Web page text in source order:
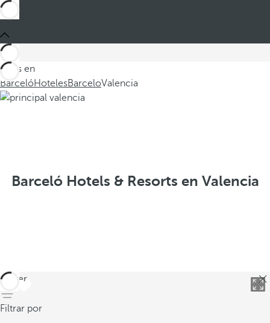
Estás en
BarcelóHotelesBarceloValencia
Barceló Hotels & Resorts en Valencia
volver
Filtrar por